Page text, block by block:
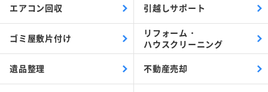
エアコン回収 引越しサポート
ゴミ屋敷片付け
リフォーム・
ハウスクリーニング
遺品整理 不動産売却